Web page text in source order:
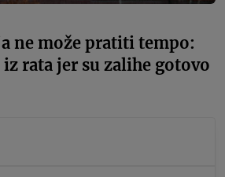
ne može pratiti tempo:
iz rata jer su zalihe gotovo